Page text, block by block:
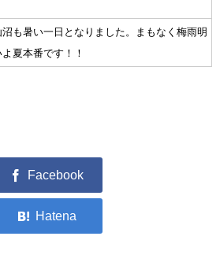
も暑い一日となりました。まもなく梅雨明
夏本番です！！
項
合写真館